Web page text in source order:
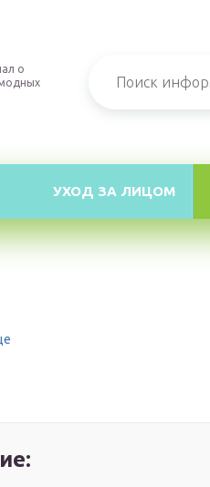
о
УХОД ЗА ЛИЦОМ